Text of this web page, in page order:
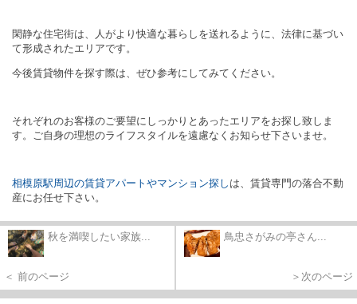
閑静な住宅街は、人がより快適な暮らしを送れるように、法律に基づい
て形成されたエリアです。
今後賃貸物件を探す際は、ぜひ参考にしてみてください。
それぞれのお客様のご要望にしっかりとあったエリアをお探し致しま
す。ご自身の理想のライフスタイルを遠慮なくお知らせ下さいませ。
相模原駅周辺の賃貸アパートやマンション探し は、賃貸専門の落合不動
産にお任せ下さい。
秋を満喫したい家族...
＜ 前のページ
鳥忠さがみの亭さん...
＞次のページ